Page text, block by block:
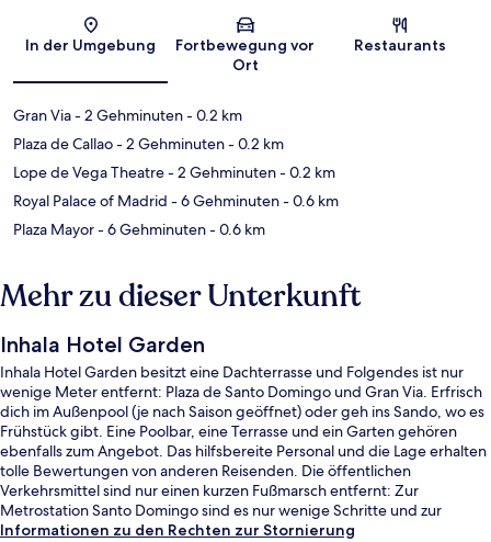
Karte
In der Umgebung
Fortbewegung vor
Ort
Restaurants
Gran Via- 2 Gehminuten- 0.2 km
Plaza de Callao- 2 Gehminuten- 0.2 km
Lope de Vega Theatre- 2 Gehminuten- 0.2 km
Royal Palace of Madrid - 6 Gehminuten- 0.6 km
Plaza Mayor- 6 Gehminuten- 0.6 km
Mehr zu dieser Unterkunft
Inhala Hotel Garden
Inhala Hotel Garden besitzt eine Dachterrasse und Folgendes ist nur
wenige Meter entfernt: Plaza de Santo Domingo und Gran Via. Erfrisch
dich im Außenpool (je nach Saison geöffnet) oder geh ins Sando, wo es
Frühstück gibt. Eine Poolbar, eine Terrasse und ein Garten gehören
ebenfalls zum Angebot. Das hilfsbereite Personal und die Lage erhalten
tolle Bewertungen von anderen Reisenden. Die öffentlichen
Verkehrsmittel sind nur einen kurzen Fußmarsch entfernt: Zur
Metrostation Santo Domingo sind es nur wenige Schritte und zur
Metrostation Callao 3 Minuten.
Informationen zu den Rechten zur Stornierung